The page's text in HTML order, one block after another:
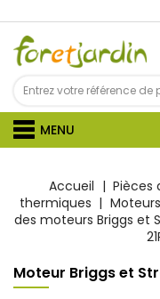
MENU
Accueil Pièces
thermiques
des moteurs Briggs et
Moteur Briggs et